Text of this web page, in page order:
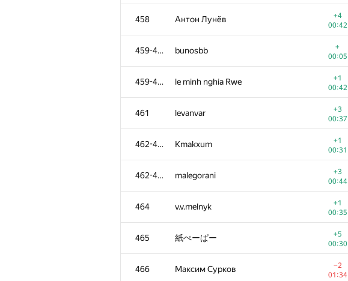
458 Антон Лунёв
+4
00:42
459-460 bunosbb
+
00:05
459-460 le minh nghia Rwe
+1
00:42
461 levanvar
+3
00:37
462-463 Kmakxum
+1
00:31
462-463 malegorani
+3
00:44
464 v.v.melnyk
+1
00:35
465 紙ぺーぱー
+5
00:30
466 Максим Сурков
−2
01:34